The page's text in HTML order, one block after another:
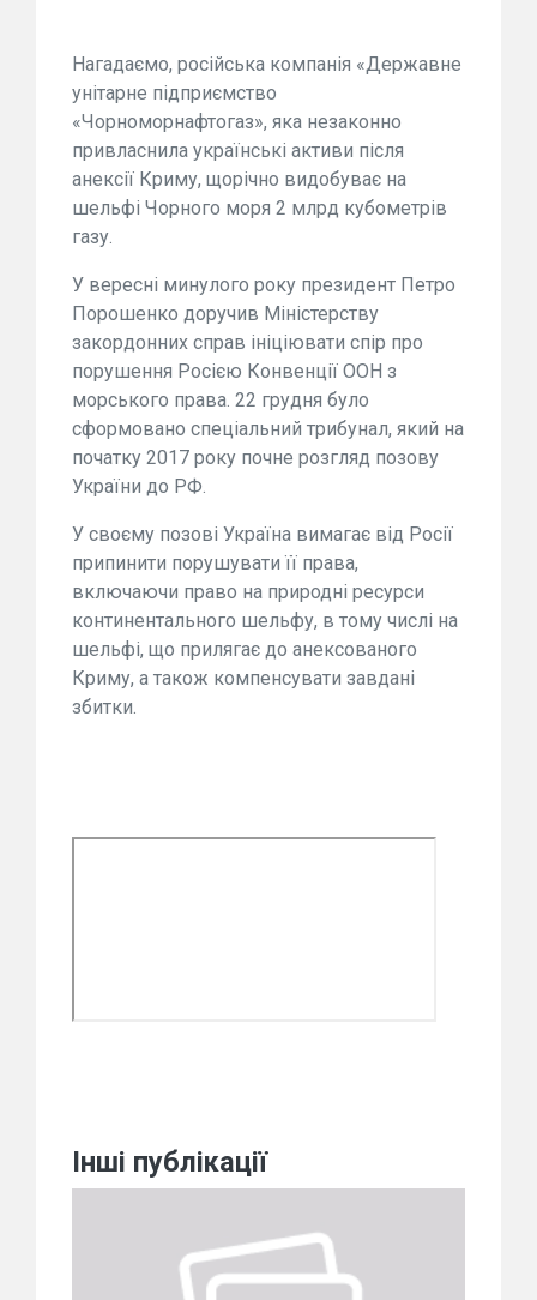
Нагадаємо, російська компанія «Державне
унітарне підприємство
«Чорноморнафтогаз», яка незаконно
привласнила українські активи після
анексії Криму, щорічно видобуває на
шельфі Чорного моря 2 млрд кубометрів
газу.
У вересні минулого року президент Петро
Порошенко доручив Міністерству
закордонних справ ініціювати спір про
порушення Росією Конвенції ООН з
морського права. 22 грудня було
сформовано спеціальний трибунал, який на
початку 2017 року почне розгляд позову
України до РФ.
У своєму позові Україна вимагає від Росії
припинити порушувати її права,
включаючи право на природні ресурси
континентального шельфу, в тому числі на
шельфі, що прилягає до анексованого
Криму, а також компенсувати завдані
збитки.
Інші публікації